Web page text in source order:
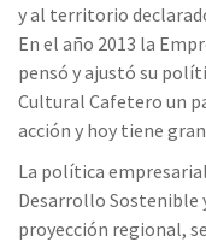
y al territorio
En el año 2013 la
pensó y ajustó su
Cultural Cafetero un
acción y hoy tiene
La política
Desarrollo Sostenible
proyección regional,